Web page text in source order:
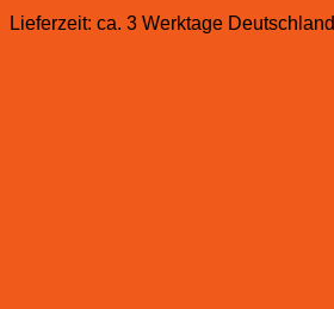
Lieferzeit: ca. 3 Werktage Deutschland